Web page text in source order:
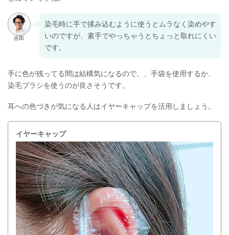
染毛時に手で揉み込むように使うとムラなく染めやす
いのですが、素手でやっちゃうとちょっと取れにくい
です。
手に色が残ってる間は結構気になるので、、手袋を使用するか、
染毛ブラシを使うのが良さそうです。
耳への色づきが気になる人はイヤーキャップを活用しましょう。
イヤーキャップ